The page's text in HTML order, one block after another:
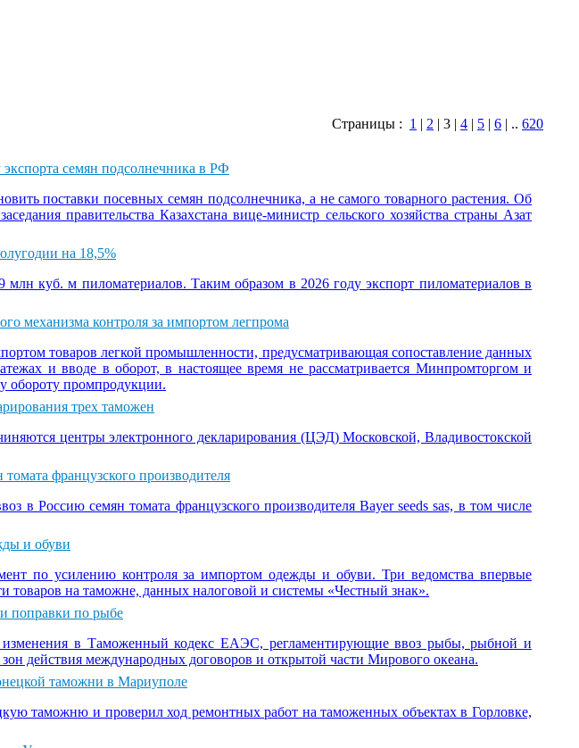
Страницы : 1 | 2 | 3 | 4 | 5 | 6 | .. 620
семян подсолнечника в РФ
поставки посевных семян подсолнечника, а не самого товарного растения. Об
правительства Казахстана вице-министр сельского хозяйства страны Азат
на 18,5%
млн куб. м пиломатериалов. Таким образом в 2026 году экспорт пиломатериалов в
механизма контроля за импортом легпрома
товаров легкой промышленности, предусматривающая сопоставление данных
и вводе в оборот, в настоящее время не рассматривается Минпромторгом и
обороту промпродукции.
трех таможен
центры электронного декларирования (ЦЭД) Московской, Владивостокской
томата французского производителя
в Россию семян томата французского производителя Bayer seeds sas, в том числе
и обуви
по усилению контроля за импортом одежды и обуви. Три ведомства впервые
товаров на таможне, данных налоговой и системы «Честный знак».
поправки по рыбе
изменения в Таможенный кодекс ЕАЭС, регламентирующие ввоз рыбы, рыбной и
действия международных договоров и открытой части Мирового океана.
таможни в Мариуполе
таможню и проверил ход ремонтных работ на таможенных объектах в Горловке,